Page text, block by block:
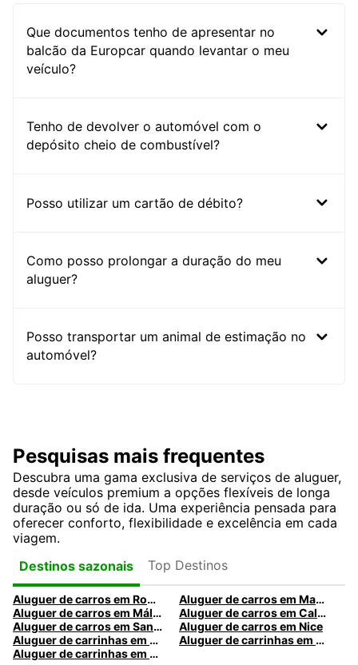
Que documentos tenho de apresentar no
balcão da Europcar quando levantar o meu
veículo?
Tenho de devolver o automóvel com o
depósito cheio de combustível?
Posso utilizar um cartão de débito?
Como posso prolongar a duração do meu
aluguer?
Posso transportar um animal de estimação no
automóvel?
Pesquisas mais frequentes
Descubra uma gama exclusiva de serviços de aluguer,
desde veículos premium a opções flexíveis de longa
duração ou só de ida. Uma experiência pensada para
oferecer conforto, flexibilidade e excelência em cada
viagem.
Destinos sazonais
Top Destinos
Aluguer de carros em Roma
Aluguer de carros em Madrid
Aluguer de carros em Málaga
Aluguer de carros em Caldas da Rainha
Aluguer de carros em Santa Maria da Feira
Aluguer de carros em Nice
Aluguer de carrinhas em Nice
Aluguer de carrinhas em Santa Maria da Feira
Aluguer de carrinhas em Caldas da Rainha